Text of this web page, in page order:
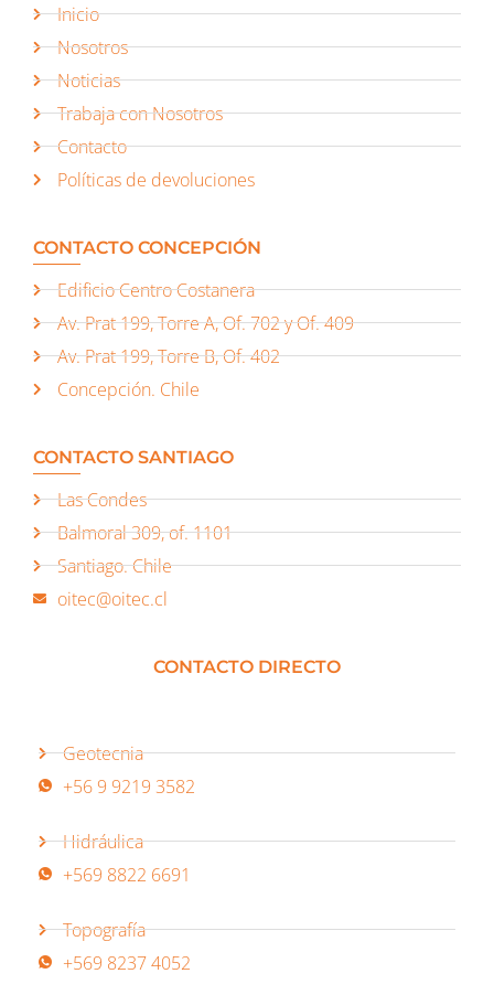
Inicio
Nosotros
Noticias
Trabaja con Nosotros
Contacto
Políticas de devoluciones
CONTACTO CONCEPCIÓN
Edificio Centro Costanera
Av. Prat 199, Torre A, Of. 702 y Of. 409
Av. Prat 199, Torre B, Of. 402
Concepción. Chile
CONTACTO SANTIAGO
Las Condes
Balmoral 309, of. 1101
Santiago. Chile
oitec@oitec.cl
CONTACTO DIRECTO
Geotecnia
+56 9 9219 3582
Hidráulica
+569 8822 6691
Topografía
+569 8237 4052